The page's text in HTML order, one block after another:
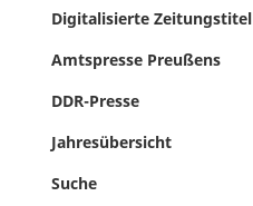
Digitalisierte Zeitungstitel
Amtspresse Preußens
DDR-Presse
Jahresübersicht
Suche